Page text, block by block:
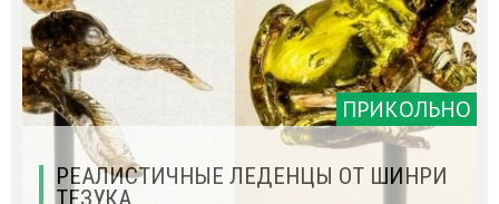
ПРИКОЛЬНО
РЕАЛИСТИЧНЫЕ ЛЕДЕНЦЫ ОТ ШИНРИ
ТЕЗУКА